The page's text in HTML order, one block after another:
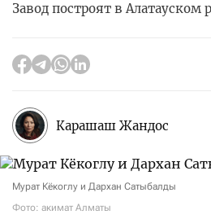
Завод построят в Алатауском
Карашаш Жандос
Мурат Кёкоглу и Дархан Сатыбалды
Фото: акимат Алматы